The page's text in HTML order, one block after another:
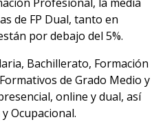
de FP Dual, tanto en
por debajo del 5%.
Bachillerato, Formación
de Grado Medio y
online y dual, así
Ocupacional.